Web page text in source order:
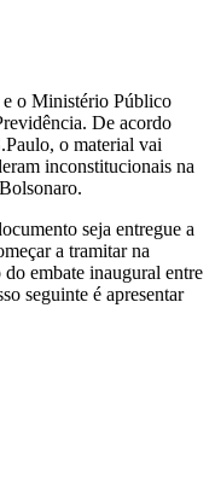
e o Ministério Público
De acordo
o material vai
inconstitucionais na
seja entregue a
a tramitar na
embate inaugural entre
seguinte é apresentar